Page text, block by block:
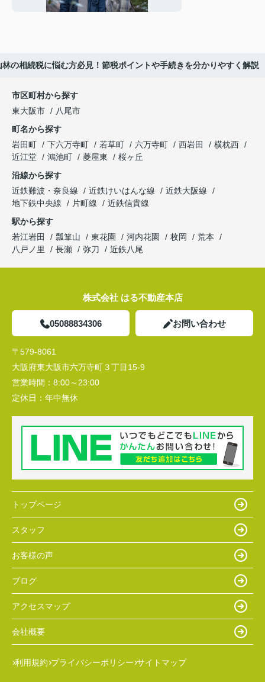
林の相続税に悩む方必見！節税ポイントや手続きを分かりやすく解説
市区町村から探す
東大阪市
八尾市
町名から探す
岩田町
下六万寺町 若草町 六万寺町 西岩田
横枕西
近江堂
鴻池町 菱屋東
桜ヶ丘
沿線から探す
近鉄難波・奈良線
近鉄けいはんな線
近鉄大阪線
地下鉄中央線
片町線
近鉄信貴線
駅から探す
若江岩田
瓢箪山 東花園 河内花園 枚岡
荒本
八戸ノ里
長瀬 弥刀 近鉄八尾
株式会社 はる不動産本店
05088834306 お問い合わせ
〒579-8061
大阪府東大阪市六万寺町３丁目15-9
営業時間： 8:00～23:00
定休日： 年中無休
トップページ
スタッフ
お客様の声
ブログ
アクセスマップ
会社概要
利用規約 プライバシーポリシー サイトマップ